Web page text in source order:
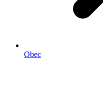
Obec